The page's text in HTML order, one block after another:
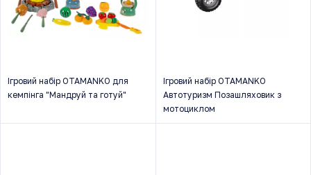
Ігровий набір OTAMANKO для
кемпінга "Мандруй та готуй"
Ігровий набір OTAMANKO
Автотуризм Позашляховик з
мотоциклом